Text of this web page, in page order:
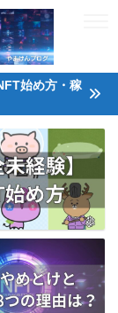
始め方・稼